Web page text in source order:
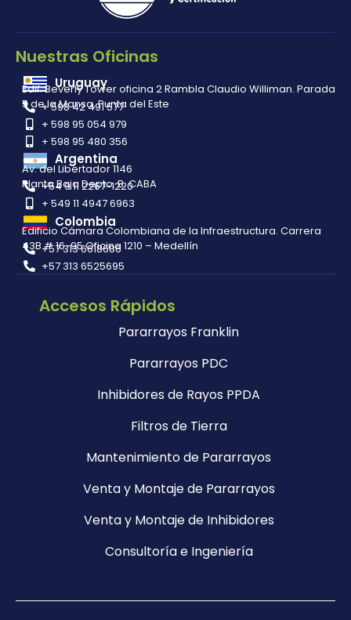
Nuestras Oficinas
Uruguay
Edif. Beverly Tower oficina 2 Rambla Claudio Williman. Parada
5 de la Mansa, Punta del Este
+ 598 42 491 577
+ 598 95 054 979
+ 598 95 480 356
Argentina
Av. del Libertador 1146
Planta Baja Depto. B. CABA
+54 9 11 2267-1220
+ 549 11 4947 6963
Colombia
Edificio Cámara Colombiana de la Infraestructura. Carrera
43B # 16-95 Oficina 1210 – Medellín
+57 313 6618686
+57 313 6525695
Accesos Rápidos
Pararrayos Franklin
Pararrayos PDC
Inhibidores de Rayos PPDA
Filtros de Tierra
Mantenimiento de Pararrayos
Venta y Montaje de Pararrayos
Venta y Montaje de Inhibidores
Consultoría e Ingeniería